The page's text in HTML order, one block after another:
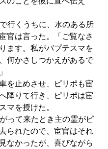
行くうちに、水のある所
官は言った。「ご覧なさ
ます。私がバプテスマを
何かさしつかえがあるで
を止めさせ、ピリポも宦
降りて行き、ピリポは宦
マを授けた。
って来たとき主の霊がピ
られたので、宦官はそれ
なかったが、喜びながら